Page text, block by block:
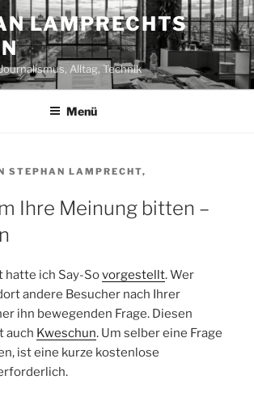
LAMPRECHTS
Alltag, Technik
Menü
STEPHAN LAMPRECHT,
Ihre Meinung bitten –
hatte ich Say-Sovorgestellt. Wer
andere Besucher nach Ihrer
ihn bewegenden Frage. Diesen
auch Kweschun. Um selber eine Frage
ist eine kurze kostenlose